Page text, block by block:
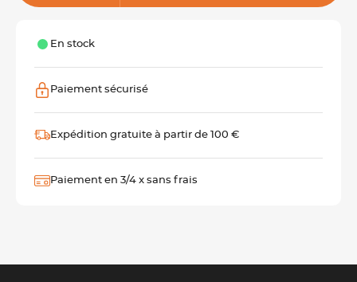
En stock
Paiement sécurisé
Expédition gratuite à partir de 100 €
Paiement en 3/4 x sans frais